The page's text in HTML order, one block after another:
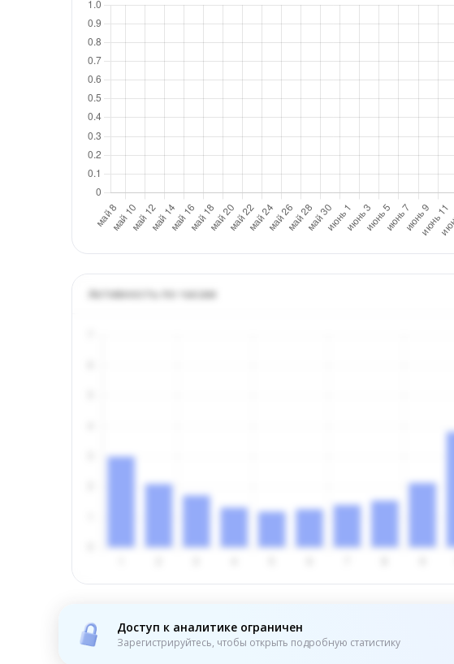
Активность по часам
Доступ к аналитике ограничен
Зарегистрируйтесь, чтобы открыть подробную статистику